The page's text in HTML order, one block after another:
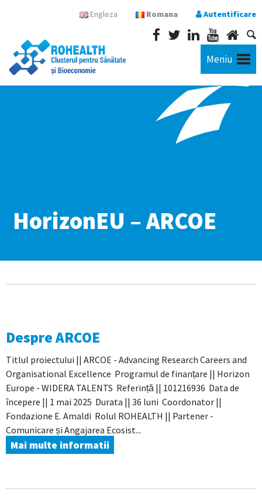
Engleza Romana Autentificare
Meniu
HorizonEU – ARCOE
Despre ARCOE
Titlul proiectului || ARCOE - Advancing Research Careers and
Organisational Excellence Programul de finanțare || Horizon
Europe - WIDERA TALENTS Referință || 101216936 Data de
începere || 1 mai 2025 Durata || 36 luni Coordonator ||
Fondazione E. Amaldi Rolul ROHEALTH || Partener -
Comunicare și Angajarea Ecosist...
Mai multe informatii